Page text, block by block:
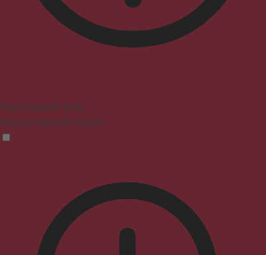
Vision Impaired Mode
Enhances website's visuals